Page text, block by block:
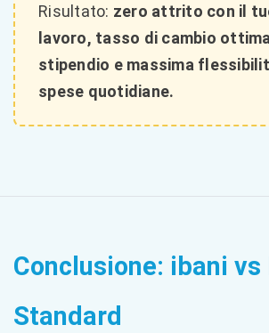
Risultato: zero attrito con il
lavoro, tasso di cambio
stipendio e massima
spese quotidiane.
Conclusione: ibani vs
Standard